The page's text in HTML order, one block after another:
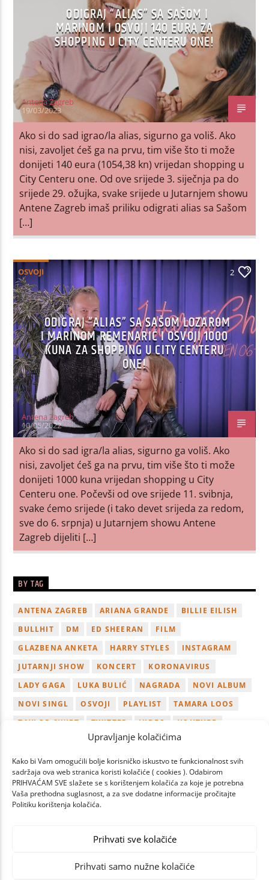
Upravljanje kolačićima
Kako bi Vam omogućili bolje korisničko iskustvo te funkcionalnost svih
sadržaja ova web stranica koristi kolačiće ( cookies ). Odabirom
PRIHVAĆAM SVE slažete se s korištenjem kolačića za koje je potrebna
Vaša prethodna suglasnost, a za sve dodatne informacije pročitajte
Politiku korištenja kolačića.
Prihvati sve kolačiće
Prihvati samo nužne kolačiće
ODIGRAJ “ALIAS” SA SAŠOM I
MARINOM I OSVOJI 140 EURA ZA
SHOPPING U CITY CENTERU ONE!
Antena Zagreb
19/03/2023
Ako si do sad igrao/la alias, sigurno ga voliš. Ako
nisi, zavoljet ćeš ga na prvu, tim više što ti može
donijeti 140 eura (1054,38 kn) vrijedan shopping u
City Centeru one. Od ove srijede 3. siječnja pa do
srijede 29. ožujka, svake srijede u Jutarnjem showu
Antene Zagreb imaš priliku odigrati alias sa Sašom
[…]
OSVOJI 2
ODIGRAJ “ALIAS” SA SAŠOM LOZAROM
I MARINOM REMENARIĆ I OSVOJI 1000
KUNA ZA SHOPPING U CITY CENTERU
ONE!
Antena Zagreb
10/05/2022
Ako si do sad igra/la alias, sigurno ga voliš. Ako
nisi, zavoljet ćeš ga na prvu, tim više što ti može
donijeti 1000 kuna vrijedan shopping u City
Centeru one. Počevši od ove srijede 11. svibnja,
svake ćemo srijede (i tako devet srijeda za redom,
sve do 6. srpnja) u Jutarnjem showu Antene
Zagreb dijeliti […]
BY TAG
ANTENA ZAGREB ARIANA GRANDE
BILLIE EILISH
BULLHIT
DM ED SHEERAN
FILM
GLAZBENA ANKETA
HARRY STYLES
INSTAGRAM
JUTARNJI SHOW
KONCERT
KORONAVIRUS
LADY GAGA
LUKA BULIĆ NAGRADA
NOVI ALBUM
NOVI SINGL
OSVOJI PLAYLIST
TAMARA LOOS
TAYLOR SWIFT
TWITTER VIDEO
YOUTUBE